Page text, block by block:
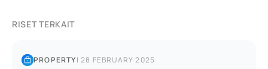
RISET TERKAIT
PROPERTY|28 FEBRUARY 2025